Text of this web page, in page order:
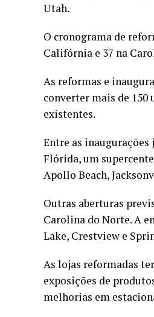
Utah.
O cronograma de
Califórnia e 37 na
As reformas e
converter mais de
existentes.
Entre as
Flórida, um
Apollo Beach,
Outras aberturas
Carolina do Norte. A
Lake, Crestview e
As lojas reformadas
exposições de
melhorias em